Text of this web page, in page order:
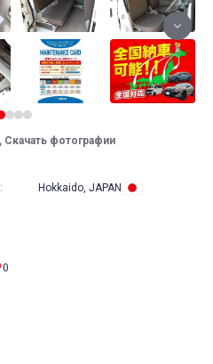
Скачать фотографии
0
: Hokkaido, JAPAN